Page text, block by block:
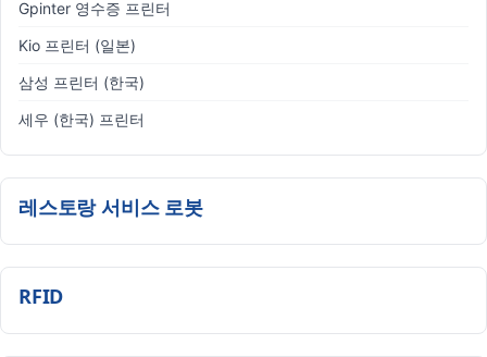
Gpinter 영수증 프린터
Kio 프린터 (일본)
삼성 프린터 (한국)
세우 (한국) 프린터
레스토랑 서비스 로봇
RFID